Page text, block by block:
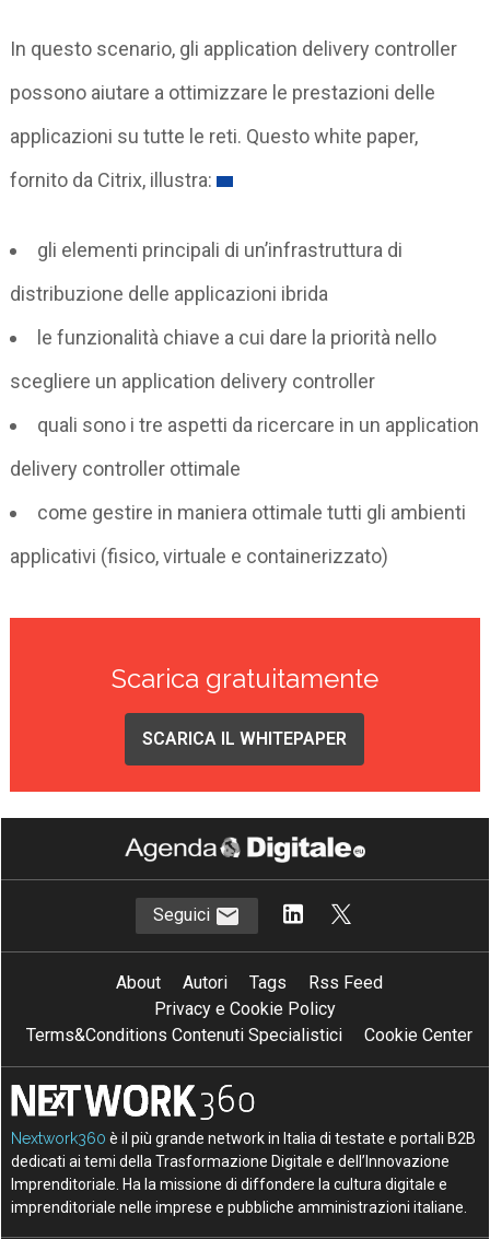
In questo scenario, gli application delivery controller
possono aiutare a ottimizzare le prestazioni delle
applicazioni su tutte le reti. Questo white paper,
fornito da Citrix, illustra:
gli elementi principali di un’infrastruttura di
distribuzione delle applicazioni ibrida
le funzionalità chiave a cui dare la priorità nello
scegliere un application delivery controller
quali sono i tre aspetti da ricercare in un application
delivery controller ottimale
come gestire in maniera ottimale tutti gli ambienti
applicativi (fisico, virtuale e containerizzato)
Scarica gratuitamente
SCARICA IL WHITEPAPER
Seguici
About Autori Tags
Rss Feed
Privacy e Cookie Policy
Terms&Conditions Contenuti Specialistici
Cookie Center
Nextwork360 è il più grande network in Italia di testate e portali B2B
dedicati ai temi della Trasformazione Digitale e dell’Innovazione
Imprenditoriale. Ha la missione di diffondere la cultura digitale e
imprenditoriale nelle imprese e pubbliche amministrazioni italiane.